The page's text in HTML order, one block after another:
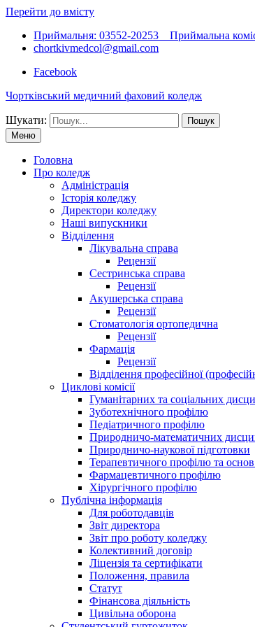
Перейти до вмісту
Приймальня: 03552-20253 Приймальна
chortkivmedcol@gmail.com
Facebook
Чортківський медичний фаховий коледж
Шукати:
Меню
Головна
Про коледж
Адміністрація
Історія коледжу
Директори коледжу
Наші випускники
Відділення
Лікувальна справа
Рецензії
Сестринська справа
Рецензії
Акушерська справа
Рецензії
Стоматологія ортопедична
Рецензії
Фармація
Рецензії
Відділення професійної
Циклові комісії
Гуманітарних та соціальних
Зуботехнічного профілю
Педіатричного профілю
Природничо-математичних
Природничо-наукової підготовки
Терапевтичного профілю та
Фармацевтичного профілю
Хірургічного профілю
Публічна інформація
Для роботодавців
Звіт директора
Звіт про роботу коледжу
Колективний договір
Ліцензія та сертифікати
Положення, правила
Статут
Фінансова діяльність
Цивільна оборона